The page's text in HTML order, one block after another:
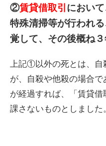
②賃貸借取引におい
特殊清掃等が行われ
覚して、その後概ね
上記①以外の死とは、自
が、自殺や他殺の場合
が経過すれば、「賃貸
課さないものとしました。